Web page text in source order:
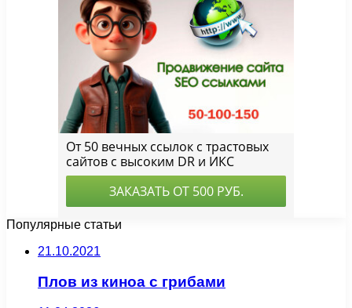
Популярные статьи
21.10.2021
Плов из киноа с грибами